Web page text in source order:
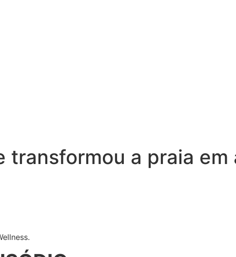
transformou a praia em